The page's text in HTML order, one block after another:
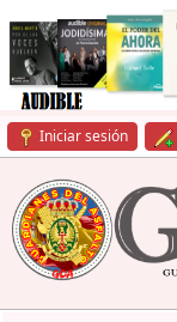
Iniciar sesión